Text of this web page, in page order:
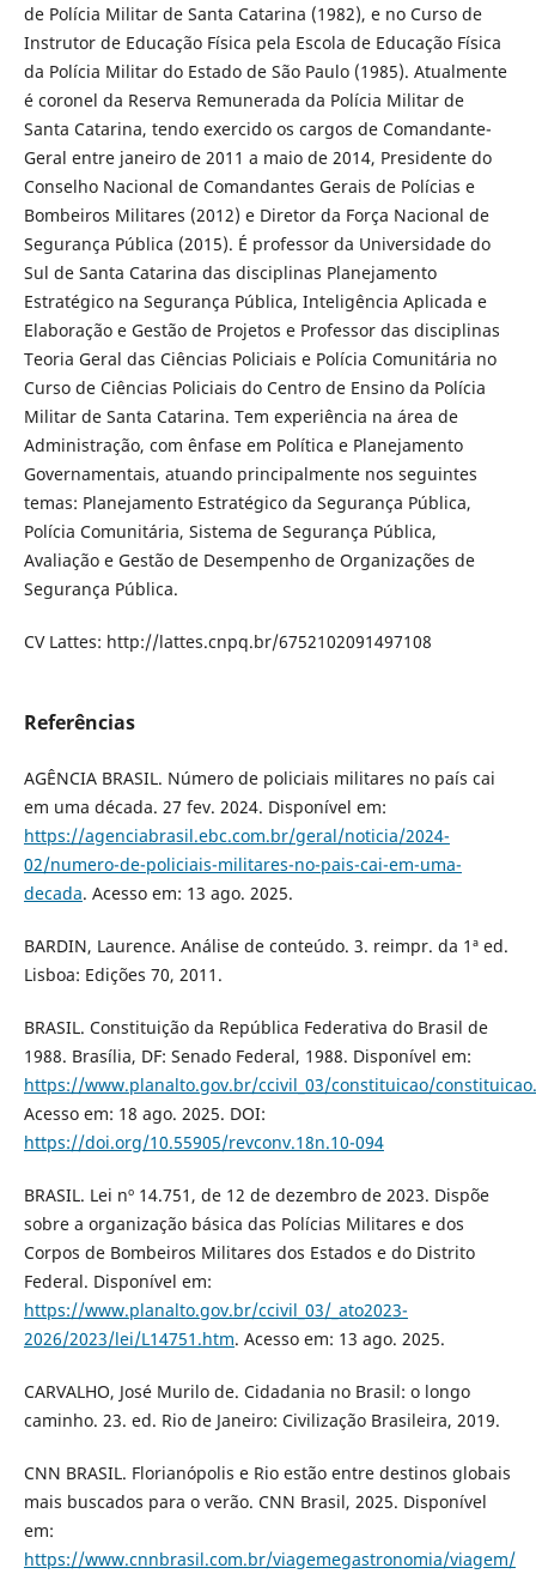
de Polícia Militar de Santa Catarina (1982), e no Curso de
Instrutor de Educação Física pela Escola de Educação Física
da Polícia Militar do Estado de São Paulo (1985). Atualmente
é coronel da Reserva Remunerada da Polícia Militar de
Santa Catarina, tendo exercido os cargos de Comandante-
Geral entre janeiro de 2011 a maio de 2014, Presidente do
Conselho Nacional de Comandantes Gerais de Polícias e
Bombeiros Militares (2012) e Diretor da Força Nacional de
Segurança Pública (2015). É professor da Universidade do
Sul de Santa Catarina das disciplinas Planejamento
Estratégico na Segurança Pública, Inteligência Aplicada e
Elaboração e Gestão de Projetos e Professor das disciplinas
Teoria Geral das Ciências Policiais e Polícia Comunitária no
Curso de Ciências Policiais do Centro de Ensino da Polícia
Militar de Santa Catarina. Tem experiência na área de
Administração, com ênfase em Política e Planejamento
Governamentais, atuando principalmente nos seguintes
temas: Planejamento Estratégico da Segurança Pública,
Polícia Comunitária, Sistema de Segurança Pública,
Avaliação e Gestão de Desempenho de Organizações de
Segurança Pública.
CV Lattes: http://lattes.cnpq.br/6752102091497108
Referências
AGÊNCIA BRASIL. Número de policiais militares no país cai
em uma década. 27 fev. 2024. Disponível em:
https://agenciabrasil.ebc.com.br/geral/noticia/2024-
02/numero-de-policiais-militares-no-pais-cai-em-uma-
decada. Acesso em: 13 ago. 2025.
BARDIN, Laurence. Análise de conteúdo. 3. reimpr. da 1ª ed.
Lisboa: Edições 70, 2011.
BRASIL. Constituição da República Federativa do Brasil de
1988. Brasília, DF: Senado Federal, 1988. Disponível em:
https://www.planalto.gov.br/ccivil_03/constituicao/
Acesso em: 18 ago. 2025. DOI:
https://doi.org/10.55905/revconv.18n.10-094
BRASIL. Lei nº 14.751, de 12 de dezembro de 2023. Dispõe
sobre a organização básica das Polícias Militares e dos
Corpos de Bombeiros Militares dos Estados e do Distrito
Federal. Disponível em:
https://www.planalto.gov.br/ccivil_03/_ato2023-
2026/2023/lei/L14751.htm. Acesso em: 13 ago. 2025.
CARVALHO, José Murilo de. Cidadania no Brasil: o longo
caminho. 23. ed. Rio de Janeiro: Civilização Brasileira, 2019.
CNN BRASIL. Florianópolis e Rio estão entre destinos globais
mais buscados para o verão. CNN Brasil, 2025. Disponível
em:
https://www.cnnbrasil.com.br/viagemegastronomia/viagem/